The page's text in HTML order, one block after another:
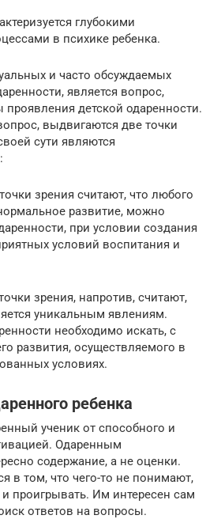
глубокими
в психике ребенка.
и часто обсуждаемых
является вопрос,
детской одаренности.
выдвигаются две точки
сути являются
зрения считают, что любого
развитие, можно
при условии создания
условий воспитания и
зрения, напротив, считают,
уникальным явлениям.
необходимо искать, с
развития, осуществляемого в
условиях.
ребенка
ученик от способного и
Одаренным
содержание, а не оценки.
в том, что чего-то не понимают,
и проигрывать. Им интересен сам
ответов на вопросы.